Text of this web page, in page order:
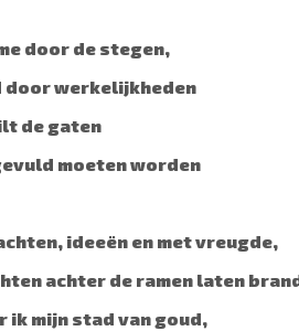
door de stegen,
door werkelijkheden
de gaten
moeten worden
ideeën en met vreugde,
achter de ramen laten
ik mijn stad van goud,